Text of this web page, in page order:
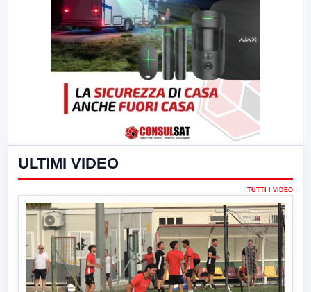
ULTIMI VIDEO
TUTTI I VIDEO